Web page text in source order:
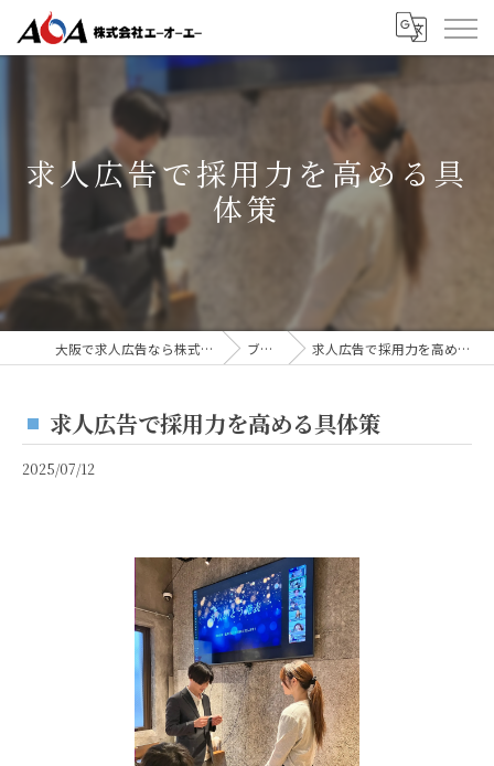
求人広告で採用力を高める具
体策
大阪で求人広告なら株式会社AOA ブログ 求人広告で採用力を高める具体策
求人広告で採用力を高める具体策
2025/07/12